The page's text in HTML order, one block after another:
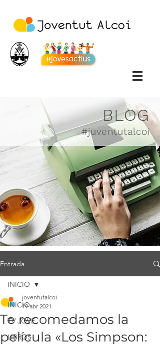
BLOG
#juventutalcoi
Entrada
INICIO
TV JOVE
LIBROS
INICIO
Te recomedamos la
película «Los Simpson:
joventutalcoi
19 abr 2021